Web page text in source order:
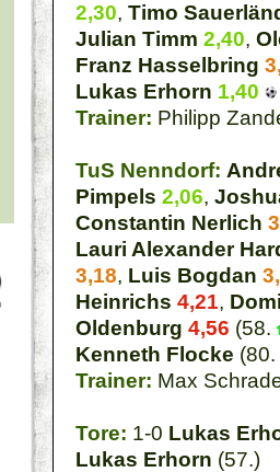
2,30, Timo
Julian Timm 2,40,
Franz Hasselbring
Lukas Erhorn 1,40
Trainer: Philipp
TuS Nenndorf:
Pimpels 2,06,
Constantin Nerlich
Lauri Alexander
3,18, Luis Bogdan
Heinrichs 4,21,
Oldenburg 4,56 (58.
Kenneth Flocke (80.
Trainer: Max
Tore: 1-0 Lukas
Lukas Erhorn (57.)